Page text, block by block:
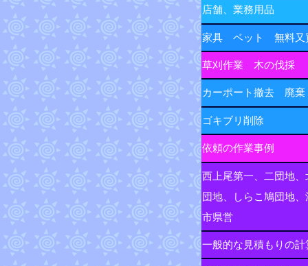
店舗、業務用品
家具 ベット 無料又
草刈作業 木の伐採
カーポート撤去 廃棄
ゴキブリ削除
依頼の作業事例
西上尾第一、二団地、
団地、しらこ鳩団地、
市県営
一般的な見積もりの計